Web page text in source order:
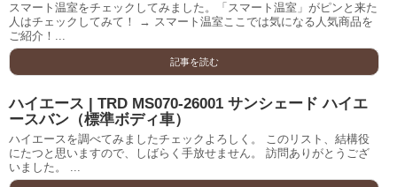
スマート温室をチェックしてみました。「スマート温室」がピンと来た
人はチェックしてみて！ → スマート温室ここでは気になる人気商品を
ご紹介！...
記事を読む
ハイエース | TRD MS070-26001 サンシェード ハイエ
ースバン（標準ボディ車）
ハイエースを調べてみましたチェックよろしく。 このリスト、結構役
にたつと思いますので、しばらく手放せません。 訪問ありがとうござ
いました。 ...